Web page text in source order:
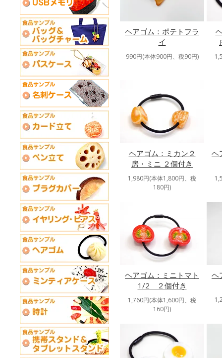
ヘアゴム：ポテトフラ
イ
990円(本体900円、税90円)
ヘアゴム：ミカン２
房・ミニ ２個付き
1,980円(本体1,800円、税
180円)
ヘ
ヘアゴム：ミニトマト
1/2 ２個付き
1,760円(本体1,600円、税
160円)
ヘ